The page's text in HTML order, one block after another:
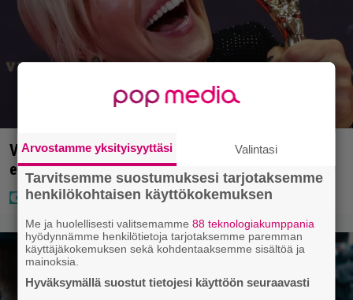
Vappu Pimiästä tuli miljoonikko – eikä yksi milli
edes riitä, näin se tapahtui
Arvostamme yksityisyyttäsi Valintasi
Tarvitsemme suostumuksesi tarjotaksemme
henkilökohtaisen käyttökokemuksen
Me ja huolellisesti valitsemamme88 teknologiakumppania
hyödynnämme henkilötietoja tarjotaksemme paremman
käyttäjäkokemuksen sekä kohdentaaksemme sisältöä ja
mainoksia.
Hyväksymällä suostut tietojesi käyttöön seuraavasti